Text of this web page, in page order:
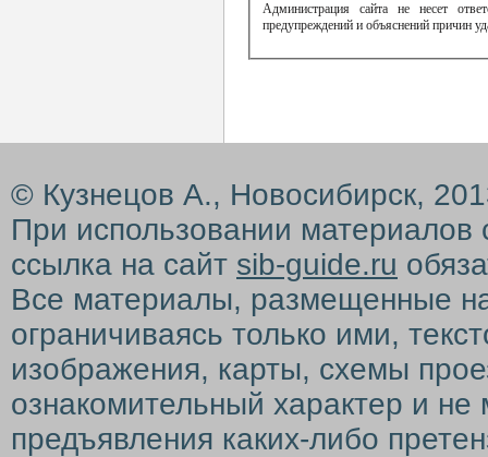
Администрация сайта не несет
предупреждений и объяснений причин
© Кузнецов А., Новосибирск,
При использовании материалов
ссылка на сайт sib-guide.ru
Все материалы, размещенные
ограничиваясь только ими,
изображения, карты, схемы
ознакомительный характер и
предъявления каких-либо